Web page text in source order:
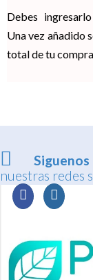
Debes
Una vez añadido
total de tu compra
Siguenos
nuestras redes